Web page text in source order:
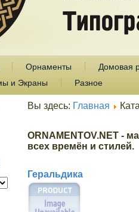
Орнаменты
Домовая
и Экраны Разное
Вы здесь: Главная
ORNAMENTOV.NET -
всех времён и стилей.
Геральдика